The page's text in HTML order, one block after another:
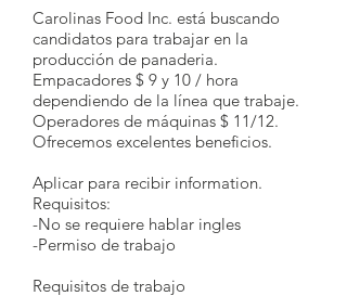
Carolinas Food Inc. está buscando
candidatos para trabajar en la
producción de panaderia.
Empacadores $ 9 y 10 / hora
dependiendo de la línea que trabaje.
Operadores de máquinas $ 11/12.
Ofrecemos excelentes beneficios.
Aplicar para recibir information.
Requisitos:
-No se requiere hablar ingles
-Permiso de trabajo
Requisitos de trabajo